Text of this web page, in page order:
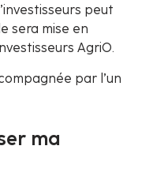
peut
sera mise en
AgriO.
par l’un
ma